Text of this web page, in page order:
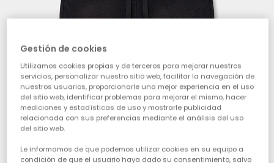
Gestión de cookies
Utilizamos cookies propias y de terceros para mejorar nuestros
servicios, personalizar nuestro sitio web, facilitar la navegación de
nuestros usuarios, proporcionarle una mejor experiencia en el uso
del sitio web, identificar problemas para mejorar el mismo, hacer
mediciones y estadísticas de uso y mostrarle publicidad
relacionada con sus preferencias mediante el análisis del uso
del sitio web.
Le informamos de que podemos utilizar cookies en su equipo a
condición de que el usuario haya dado su consentimiento, salvo